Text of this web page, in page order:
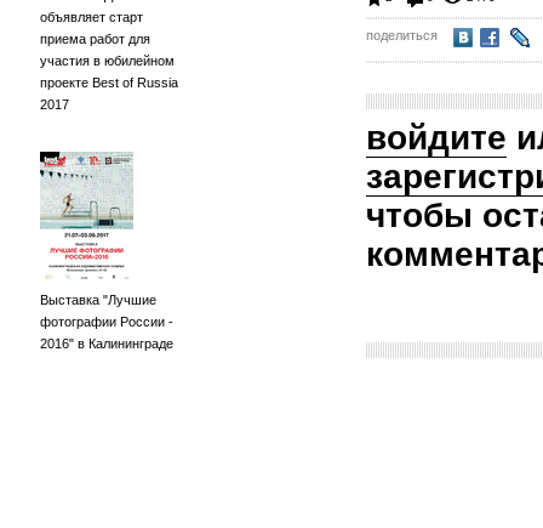
объявляет старт
приема работ для
участия в юбилейном
проекте Best of Russia
2017
Выставка "Лучшие
фотографии России -
2016" в Калининграде
поделиться
войдите
чтобы